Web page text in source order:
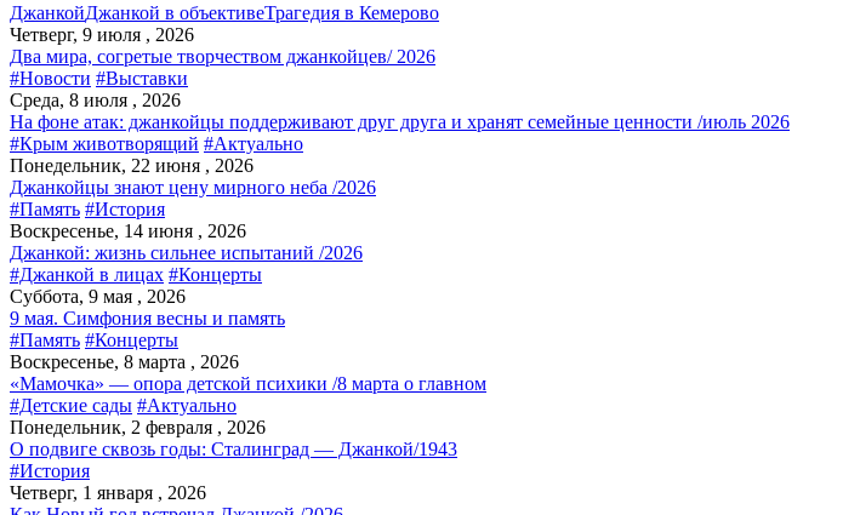
ДжанкойДжанкой в объективеТрагедия в Кемерово
Четверг, 9 июля , 2026
Два мира, согретые творчеством джанкойцев/ 2026
#Новости #Выставки
Среда, 8 июля , 2026
На фоне атак: джанкойцы поддерживают друг друга и хранят семейные ценности /июль 2026
#Крым животворящий #Актуально
Понедельник, 22 июня , 2026
Джанкойцы знают цену мирного неба /2026
#Память #История
Воскресенье, 14 июня , 2026
Джанкой: жизнь сильнее испытаний /2026
#Джанкой в лицах #Концерты
Суббота, 9 мая , 2026
9 мая. Симфония весны и память
#Память #Концерты
Воскресенье, 8 марта , 2026
«Мамочка» — опора детской психики /8 марта о главном
#Детские сады #Актуально
Понедельник, 2 февраля , 2026
О подвиге сквозь годы: Сталинград — Джанкой/1943
#История
Четверг, 1 января , 2026